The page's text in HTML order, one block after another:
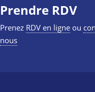
Prendre RDV
Prenez RDV en ligneou
nous